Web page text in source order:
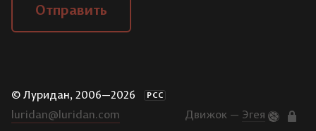
Отправить
© Луридан, 2006—2026 РСС
luridan@luridan.com Движок — Эгея